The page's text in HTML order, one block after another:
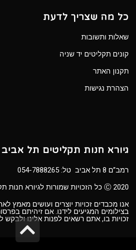
כל מה שצריך לדעת
שאלות ותשובות
קונים תקליטים יד שניה
תקנון האתר
הצהרת נגישות
גיורא חנות תקליטים תל אביב
רמב”ם 8 תל אביב טל:
054-7888265
Ⓒ 2020 כל הזכויות שמורות לגיורא חנות תקליטים
אנו מכבדים זכויות יוצרים ועושים מאמץ
בצילומים המגיעים לידנו. אם זיהיתם
זכויות בו, אתם רשאים לפנות אלינו